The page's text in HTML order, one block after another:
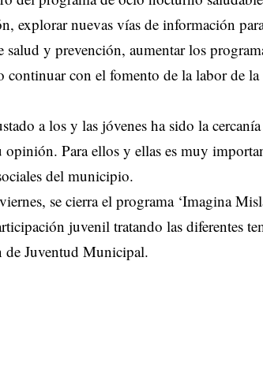
explorar nuevas vías de información
salud y prevención, aumentar los
continuar con el fomento de la labor de
a los y las jóvenes ha sido la
opinión. Para ellos y ellas es muy
del municipio.
se cierra el programa ‘Imagina
juvenil tratando las diferentes
de Juventud Municipal.